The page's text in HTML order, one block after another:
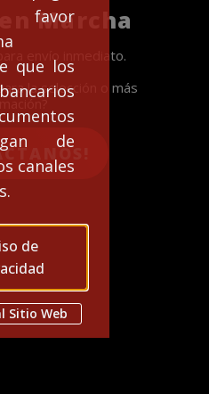
que los
de
canales
de
Sitio Web
Marcha
envío inmediato.
la selección o más